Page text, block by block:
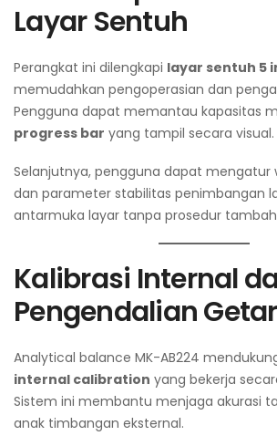
Layar Sentuh
Perangkat ini dilengkapi layar sentuh 5
memudahkan pengoperasian dan
Pengguna dapat memantau kapasitas
progress bar yang tampil secara visual.
Selanjutnya, pengguna dapat mengatur
dan parameter stabilitas penimbangan
antarmuka layar tanpa prosedur
Kalibrasi Internal
Pengendalian
Analytical balance MK-AB224
internal calibration yang bekerja
Sistem ini membantu menjaga akurasi
anak timbangan eksternal.